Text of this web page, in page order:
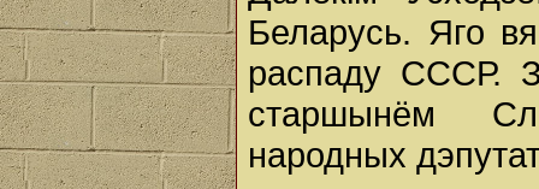
Беларусь. Яго
распаду СССР.
старшынём
народных